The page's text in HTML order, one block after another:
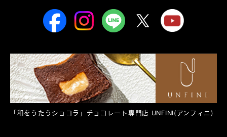
「和をうたうショコラ」チョコレート専門店 UNFINI(アンフィニ)